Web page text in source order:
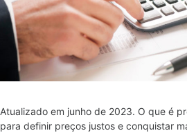
Atualizado em junho de 2023. O que é
para definir preços justos e conquistar